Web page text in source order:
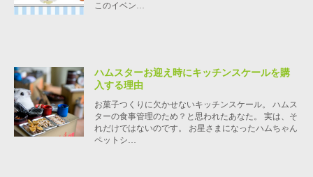
このイベン…
ハムスターお迎え時にキッチンスケールを購
入する理由
お菓子つくりに欠かせないキッチンスケール。 ハムス
ターの食事管理のため？と思われたあなた。 実は、そ
れだけではないのです。 お星さまになったハムちゃん
ペットシ…